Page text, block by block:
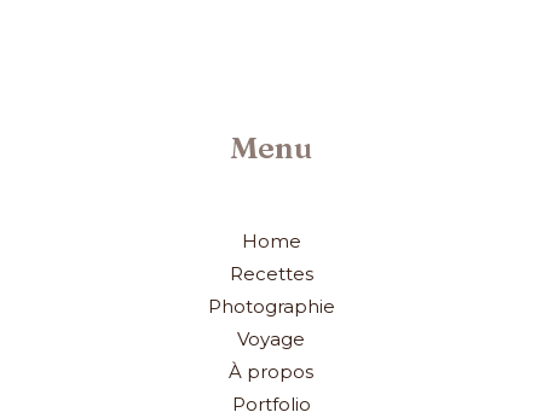
Menu
Home
Recettes
Photographie
Voyage
À propos
Portfolio